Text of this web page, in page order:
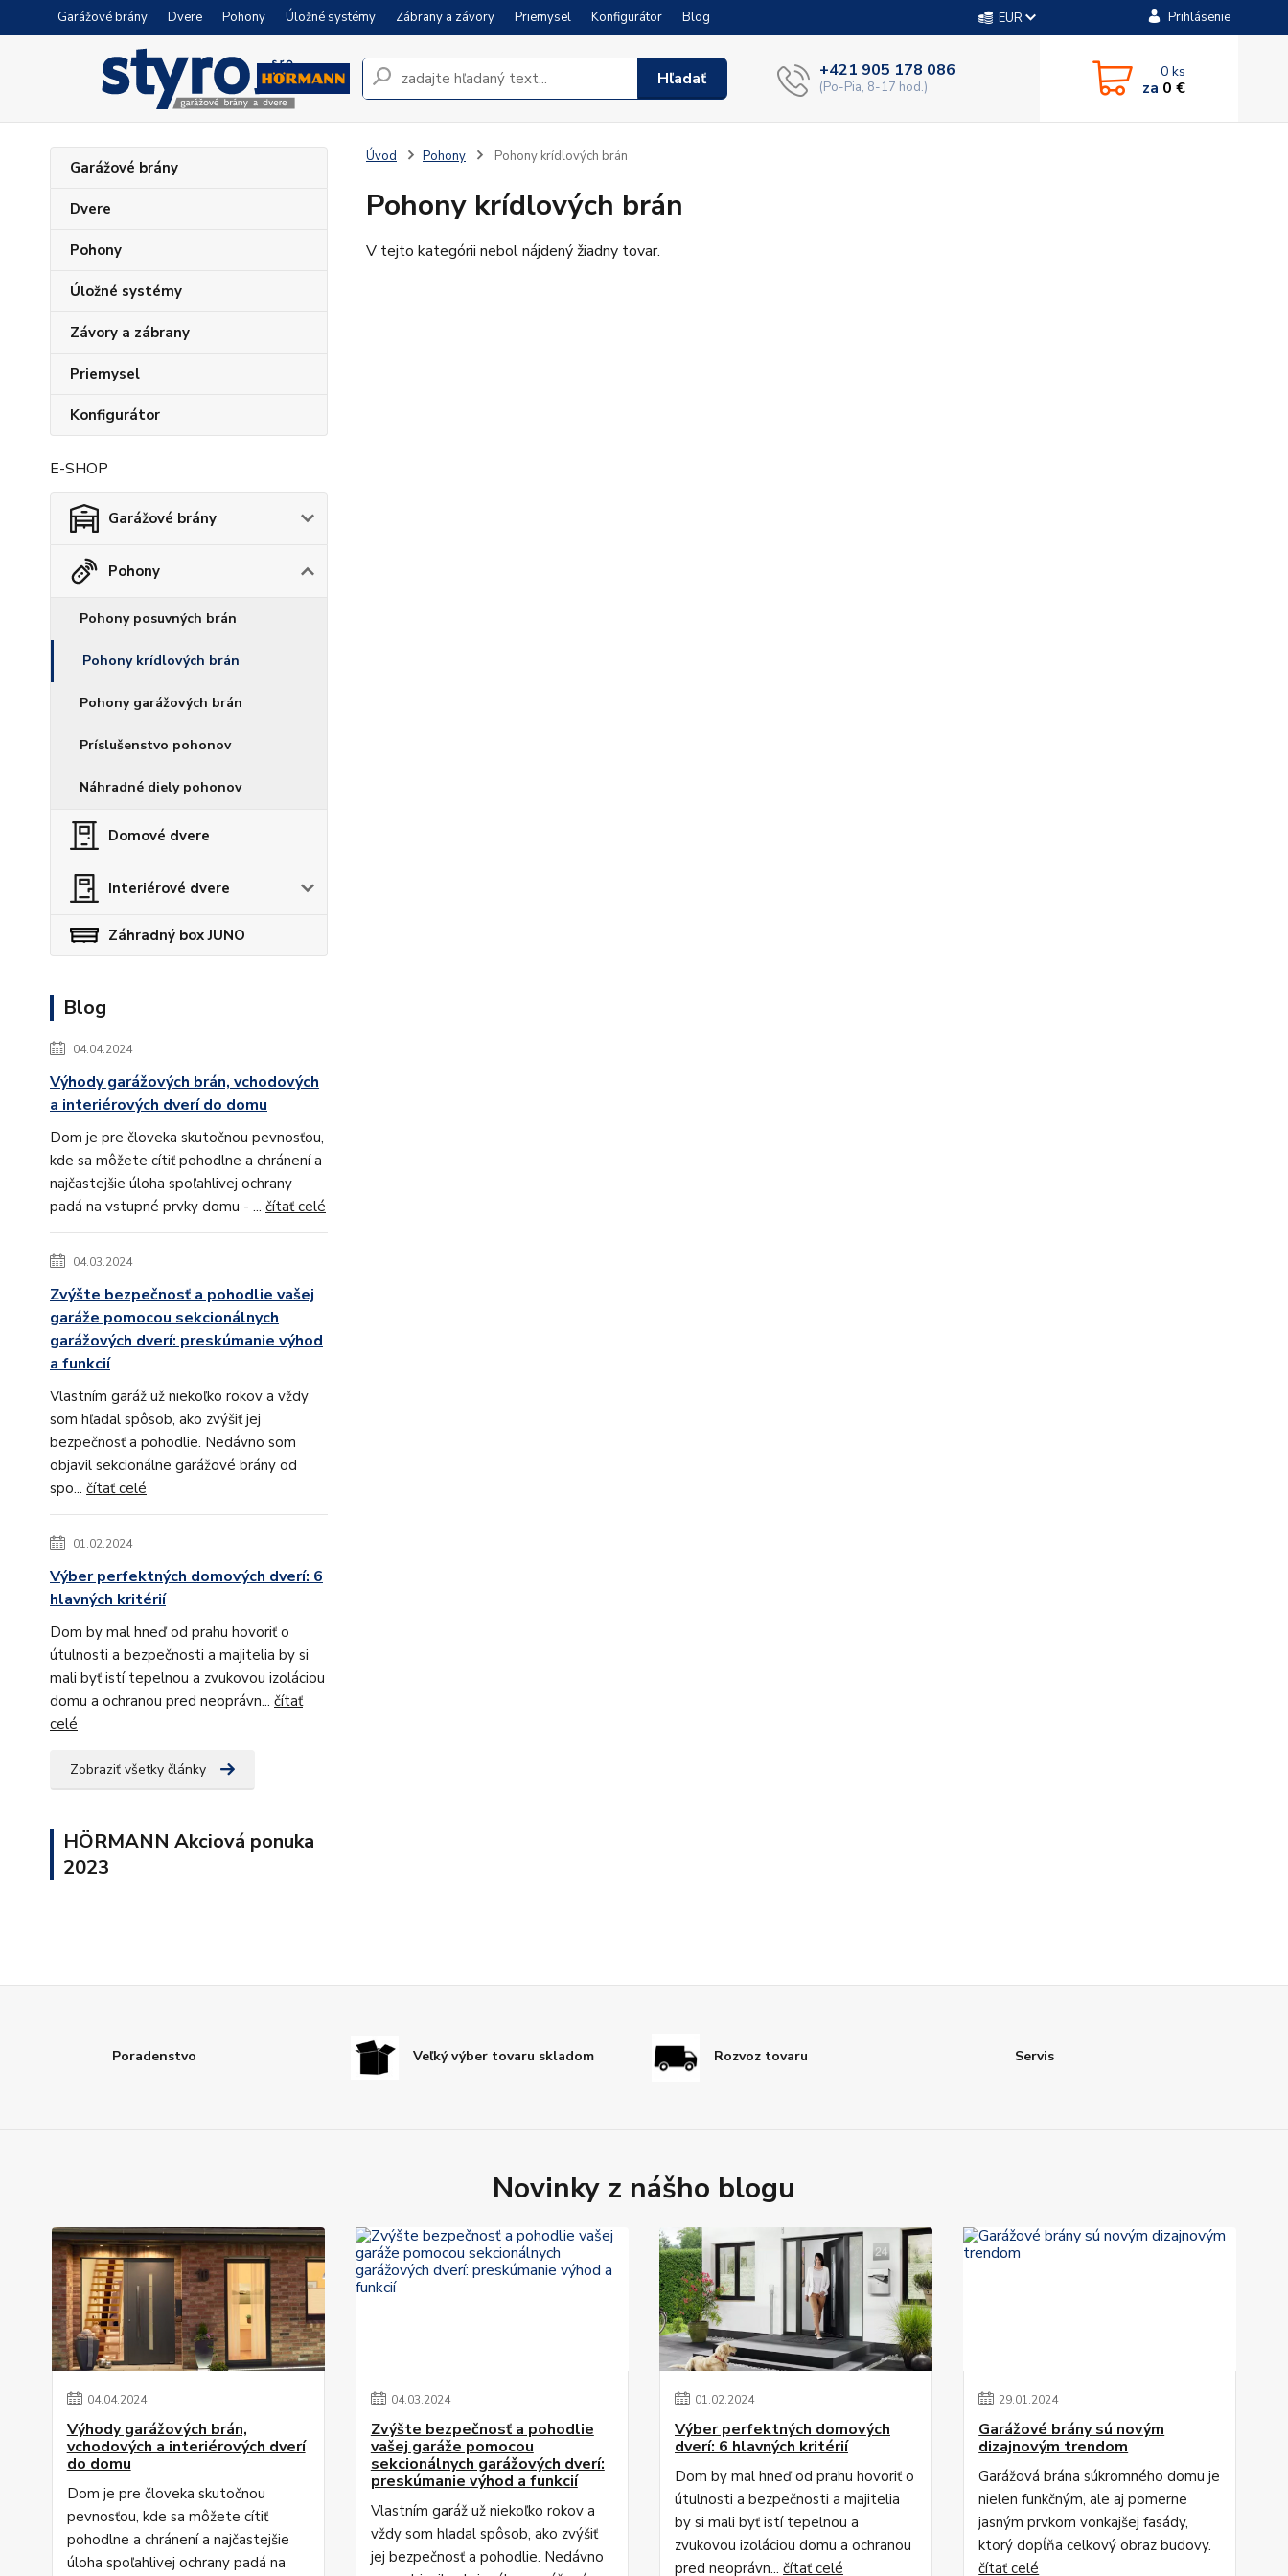
Garážové brány Dvere Pohony Úložné systémy Zábrany a závory Priemysel Konfigurátor Blog EUR Prihlásenie
Hľadať +421 905 178 086
(Po-Pia, 8-17 hod.)
0ks
za 0 €
Garážové brány
Dvere
Pohony
Úložné systémy
Závory a zábrany
Priemysel
Konfigurátor
E-SHOP
Garážové brány
Pohony
Pohony posuvných brán
Pohony krídlových brán
Pohony garážových brán
Príslušenstvo pohonov
Náhradné diely pohonov
Domové dvere
Interiérové dvere
Záhradný box JUNO
Blog
04.04.2024
Výhody garážových brán, vchodových
a interiérových dverí do domu
Dom je pre človeka skutočnou pevnosťou,
kde sa môžete cítiť pohodlne a chránení a
najčastejšie úloha spoľahlivej ochrany
padá na vstupné prvky domu - ... čítať celé
04.03.2024
Zvýšte bezpečnosť a pohodlie vašej
garáže pomocou sekcionálnych
garážových dverí: preskúmanie výhod
a funkcií
Vlastním garáž už niekoľko rokov a vždy
som hľadal spôsob, ako zvýšiť jej
bezpečnosť a pohodlie. Nedávno som
objavil sekcionálne garážové brány od
spo... čítať celé
01.02.2024
Výber perfektných domových dverí: 6
hlavných kritérií
Dom by mal hneď od prahu hovoriť o
útulnosti a bezpečnosti a majitelia by si
mali byť istí tepelnou a zvukovou izoláciou
domu a ochranou pred neoprávn... čítať
celé
Zobraziť všetky články
HÖRMANN Akciová ponuka
2023
Úvod Pohony Pohony krídlových brán
Pohony krídlových brán
V tejto kategórii nebol nájdený žiadny tovar.
Poradenstvo Veľký výber tovaru skladom Rozvoz tovaru Servis
Novinky z nášho blogu
04.04.2024
Výhody garážových brán,
vchodových a interiérových dverí
do domu
Dom je pre človeka skutočnou
pevnosťou, kde sa môžete cítiť
pohodlne a chránení a najčastejšie
úloha spoľahlivej ochrany padá na
04.03.2024
Zvýšte bezpečnosť a pohodlie
vašej garáže pomocou
sekcionálnych garážových dverí:
preskúmanie výhod a funkcií
Vlastním garáž už niekoľko rokov a
vždy som hľadal spôsob, ako zvýšiť
jej bezpečnosť a pohodlie. Nedávno
01.02.2024
Výber perfektných domových
dverí: 6 hlavných kritérií
Dom by mal hneď od prahu hovoriť o
útulnosti a bezpečnosti a majitelia
by si mali byť istí tepelnou a
zvukovou izoláciou domu a ochranou
pred neoprávn... čítať celé
29.01.2024
Garážové brány sú novým
dizajnovým trendom
Garážová brána súkromného domu je
nielen funkčným, ale aj pomerne
jasným prvkom vonkajšej fasády,
ktorý dopĺňa celkový obraz budovy.
čítať celé